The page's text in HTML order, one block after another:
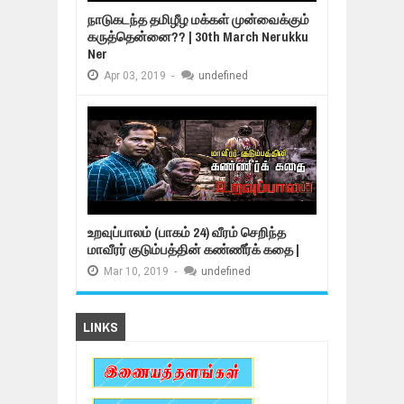
நாடுகடந்த தமிழீழ மக்கள் முன்வைக்கும்
கருத்தென்னை?? | 30th March Nerukku
Ner
Apr 03, 2019 - undefined
உறவுப்பாலம் (பாகம் 24) வீரம் செறிந்த
மாவீரர் குடும்பத்தின் கண்ணீர்க் கதை |
Mar 10, 2019 - undefined
LINKS